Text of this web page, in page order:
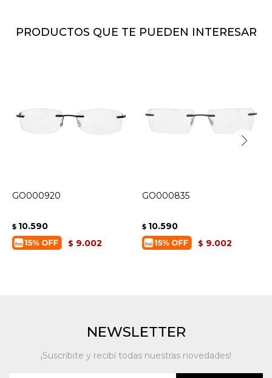
PRODUCTOS QUE TE PUEDEN INTERESAR
GO000920
$ 10.590
$ 9.002
GO000835
$ 10.590
$ 9.002
NEWSLETTER
¡Suscribite y recibí todas nuestras novedades!